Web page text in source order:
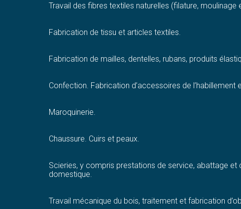
Travail des fibres textiles naturelles (filature,
Fabrication de tissu et articles textiles.
Fabrication de mailles, dentelles, rubans, produits
Confection. Fabrication d’accessoires de l’habillement
Maroquinerie.
Chaussure. Cuirs et peaux.
Scieries, y compris prestations de service, abattage
domestique.
Travail mécanique du bois, traitement et fabrication